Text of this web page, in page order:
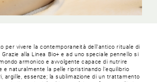
per vivere la contemporaneità dell’antico rituale di
alla Linea Bio+ e ad uno speciale pennello si
armonico e avvolgente capace di nutrire
e naturalmente la pelle ripristinando l’equilibrio
argille, essenze; la sublimazione di un trattamento